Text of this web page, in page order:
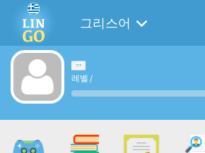
그리스어
레벨 /